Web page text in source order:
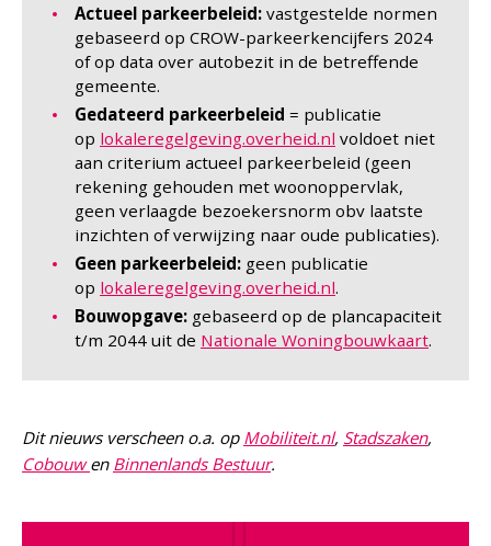
Actueel parkeerbeleid: vastgestelde normen
gebaseerd op CROW-parkeerkencijfers 2024
of op data over autobezit in de betreffende
gemeente.
Gedateerd parkeerbeleid= publicatie
op lokaleregelgeving.overheid.nl voldoet niet
aan criterium actueel parkeerbeleid (geen
rekening gehouden met woonoppervlak,
geen verlaagde bezoekersnorm obv laatste
inzichten of verwijzing naar oude publicaties).
Geen parkeerbeleid: geen publicatie
op lokaleregelgeving.overheid.nl.
Bouwopgave: gebaseerd op de plancapaciteit
t/m 2044 uit de Nationale Woningbouwkaart.
Dit nieuws verscheen o.a. op Mobiliteit.nl, Stadszaken,
Cobouwen Binnenlands Bestuur.